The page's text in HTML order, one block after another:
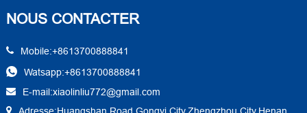
NOUS CONTACTER
Mobile:+8613700888841
Watsapp:+8613700888841
E-mail:xiaolinliu772@gmail.com